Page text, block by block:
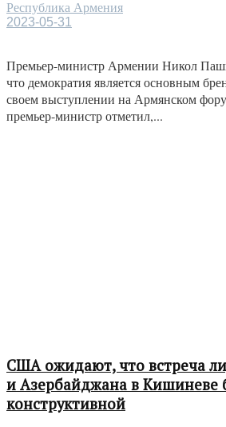
Республика Армения
2023-05-31
Премьер-министр Армении Никол
что демократия является основным
своем выступлении на Армянском
премьер-министр отметил,...
США ожидают, что встреча
и Азербайджана в Кишиневе
конструктивной